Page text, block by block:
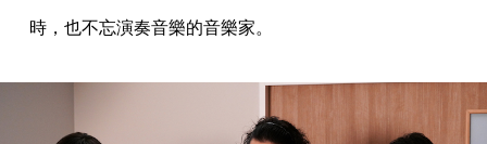
時，也不忘演奏音樂的音樂家。